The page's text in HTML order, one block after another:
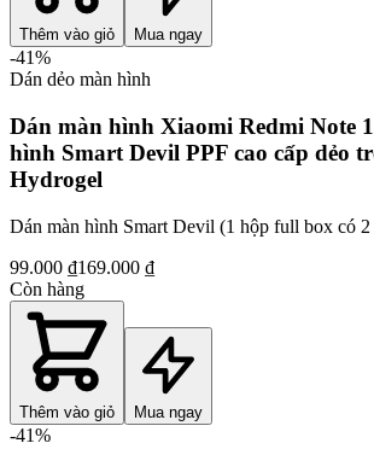
Thêm vào giỏ Mua ngay
-41%
Dán dẻo màn hình
Dán màn hình Xiaomi Redmi Note
hình Smart Devil PPF cao cấp dẻo
Hydrogel
Dán màn hình Smart Devil (1 hộp full box có
99.000 ₫169.000 ₫
Còn hàng
Thêm vào giỏ Mua ngay
-41%